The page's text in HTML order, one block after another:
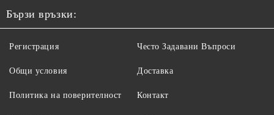
Бързи връзки:
Регистрация
Общи условия
Политика на поверителност
Често Задавани Въпроси
Доставка
Контакт